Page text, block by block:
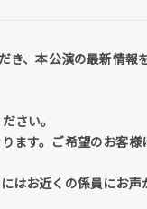
、本公演の最新情報
さい。
ます。ご希望のお客様
お近くの係員にお声